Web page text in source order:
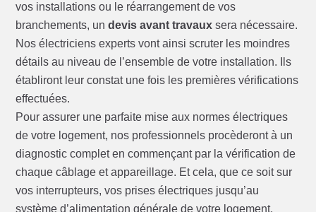
vos installations ou le réarrangement de vos
branchements, undevis avant travaux sera nécessaire.
Nos électriciens experts vont ainsi scruter les moindres
détails au niveau de l’ensemble de votre installation. Ils
établiront leur constat une fois les premières vérifications
effectuées.
Pour assurer une parfaite mise aux normes électriques
de votre logement, nos professionnels procèderont à un
diagnostic complet en commençant par la vérification de
chaque câblage et appareillage. Et cela, que ce soit sur
vos interrupteurs, vos prises électriques jusqu’au
système d’alimentation générale de votre logement.